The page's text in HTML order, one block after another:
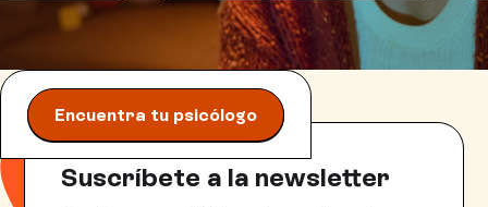
Encuentra tu psicólogo
Suscríbete a la newsletter